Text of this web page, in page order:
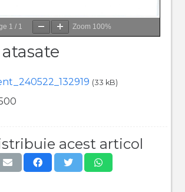
1 / 1 Zoom 100%
(33 kB)
acest articol